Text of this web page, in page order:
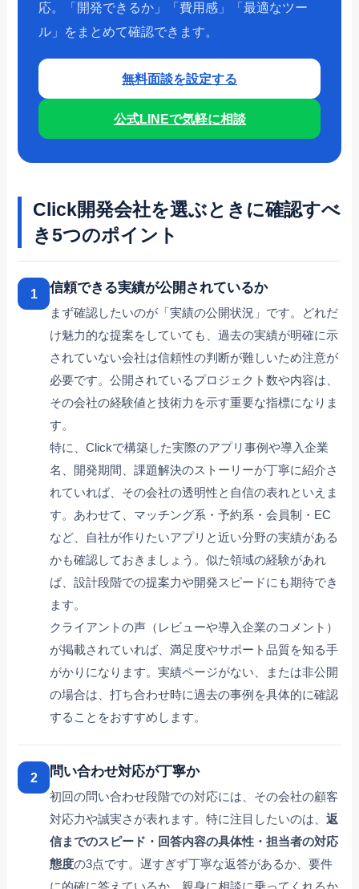
応。「開発できるか」「費用感」「最適なツー
ル」をまとめて確認できます。
無料面談を設定する
公式LINEで気軽に相談
Click開発会社を選ぶときに確認すべ
き5つのポイント
1 信頼できる実績が公開されているか
まず確認したいのが「実績の公開状況」です。どれだ
け魅力的な提案をしていても、過去の実績が明確に示
されていない会社は信頼性の判断が難しいため注意が
必要です。公開されているプロジェクト数や内容は、
その会社の経験値と技術力を示す重要な指標になりま
す。
特に、Clickで構築した実際のアプリ事例や導入企業
名、開発期間、課題解決のストーリーが丁寧に紹介さ
れていれば、その会社の透明性と自信の表れといえま
す。あわせて、マッチング系・予約系・会員制・EC
など、自社が作りたいアプリと近い分野の実績がある
かも確認しておきましょう。似た領域の経験があれ
ば、設計段階での提案力や開発スピードにも期待でき
ます。
クライアントの声（レビューや導入企業のコメント）
が掲載されていれば、満足度やサポート品質を知る手
がかりになります。実績ページがない、または非公開
の場合は、打ち合わせ時に過去の事例を具体的に確認
することをおすすめします。
2 問い合わせ対応が丁寧か
初回の問い合わせ段階での対応には、その会社の顧客
対応力や誠実さが表れます。特に注目したいのは、返
信までのスピード・回答内容の具体性・担当者の対応
態度の3点です。遅すぎず丁寧な返答があるか、要件
に的確に答えているか、親身に相談に乗ってくれるか